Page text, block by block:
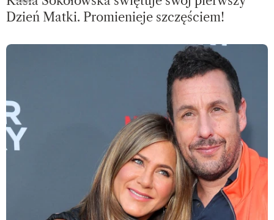
Dzień Matki. Promienieje szczęściem!